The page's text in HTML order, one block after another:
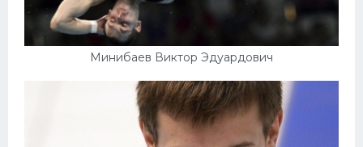
Минибаев Виктор Эдуардович